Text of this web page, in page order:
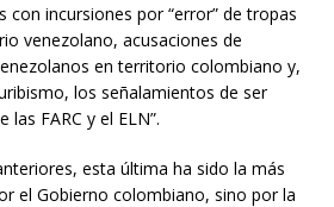
con incursiones por “error” de tropas
venezolano, acusaciones de
en territorio colombiano y,
los señalamientos de ser
las FARC y el ELN”.
esta última ha sido la más
el Gobierno colombiano, sino por la